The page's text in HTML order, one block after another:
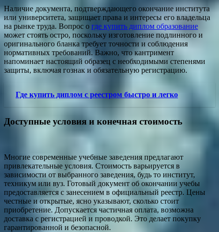
Наличие документа, подтверждающего окончание института
или университета, защищает права и интересы его владельца
на рынке труда. Вопрос о где купить диплом образование
может стоять остро, поскольку изготовление подлинного и
оригинального бланка требует точности и соблюдения
нормативных требований. Важно, что кантримент
напоминает настоящий образец с необходимыми степенями
защиты, включая гознак и обязательную регистрацию.
Где купить диплом с реестром быстро и легко
Доступные условия и конечная стоимость
Многие современные учебные заведения предлагают
привлекательные условия. Стоимость варьируется в
зависимости от выбранного заведения, будь то институт,
техникум или вуз. Готовый документ об окончании учебы
предоставляется с занесением в официальный реестр. Цены
честные и открытые, ясно указывают, сколько стоит
приобретение. Допускается частичная оплата, возможна
доставка с регистрацией и проводкой. Это делает покупку
гарантированной и безопасной.